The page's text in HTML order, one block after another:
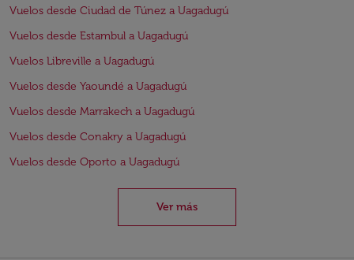
Vuelos desde Ciudad de Túnez a Uagadugú
Vuelos desde Estambul a Uagadugú
Vuelos Libreville a Uagadugú
Vuelos desde Yaoundé a Uagadugú
Vuelos desde Marrakech a Uagadugú
Vuelos desde Conakry a Uagadugú
Vuelos desde Oporto a Uagadugú
Ver más